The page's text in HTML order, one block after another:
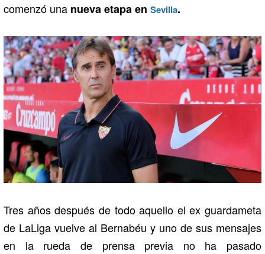
comenzó una nueva etapa en Sevilla.
Tres años después de todo aquello el ex guardameta
de LaLiga vuelve al Bernabéu y uno de sus mensajes
en la rueda de prensa previa no ha pasado